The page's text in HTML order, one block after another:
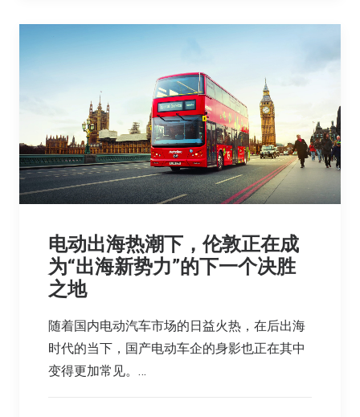
电动出海热潮下，伦敦正在成
为“出海新势力”的下一个决胜
之地
随着国内电动汽车市场的日益火热，在后出海
时代的当下，国产电动车企的身影也正在其中
变得更加常见。…